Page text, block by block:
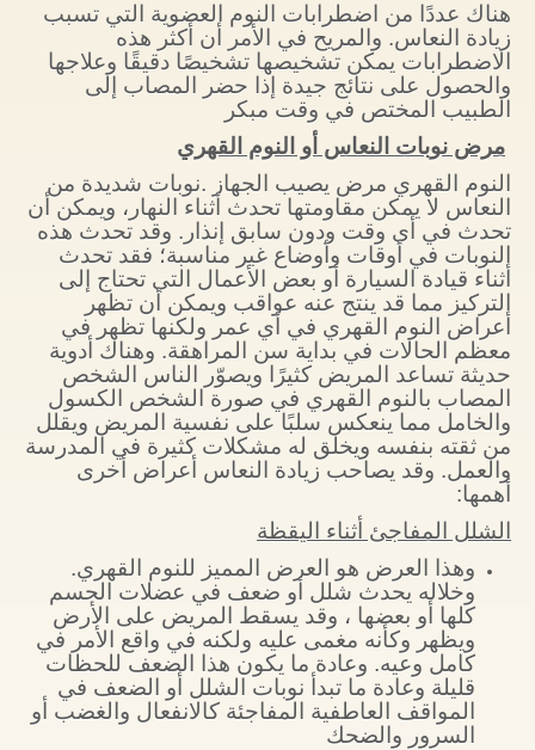
هناك عددًا من اضطرابات النوم العضوية التي تسبب
زيادة النعاس. والمريح في الأمر أن أكثر هذه
الاضطرابات يمكن تشخيصها تشخيصًا دقيقًا وعلاجها
والحصول على نتائج جيدة إذا حضر المصاب إلى
الطبيب المختص في وقت مبكر
مرض نوبات النعاس أو النوم القهري
النوم القهري مرض يصيب الجهاز .نوبات شديدة من
النعاس لا يمكن مقاومتها تحدث أثناء النهار، ويمكن أن
تحدث في أي وقت ودون سابق إنذار. وقد تحدث هذه
النوبات في أوقات وأوضاع غير مناسبة؛ فقد تحدث
أثناء قيادة السيارة أو بعض الأعمال التي تحتاج إلى
التركيز مما قد ينتج عنه عواقب ويمكن أن تظهر
أعراض النوم القهري في أي عمر ولكنها تظهر في
معظم الحالات في بداية سن المراهقة. وهناك أدوية
حديثة تساعد المريض كثيرًا ويصوّر الناس الشخص
المصاب بالنوم القهري في صورة الشخص الكسول
والخامل مما ينعكس سلبًا على نفسية المريض ويقلل
من ثقته بنفسه ويخلق له مشكلات كثيرة في المدرسة
والعمل. وقد يصاحب زيادة النعاس أعراض أخرى
أهمها:
الشلل المفاجئ أثناء اليقظة
وهذا العرض هو العرض المميز للنوم القهري.
وخلاله يحدث شلل أو ضعف في عضلات الجسم
كلها أو بعضها ، وقد يسقط المريض على الأرض
ويظهر وكأنه مغمى عليه ولكنه في واقع الأمر في
كامل وعيه. وعادة ما يكون هذا الضعف للحظات
قليلة وعادة ما تبدأ نوبات الشلل أو الضعف في
المواقف العاطفية المفاجئة كالانفعال والغضب أو
السرور والضحك